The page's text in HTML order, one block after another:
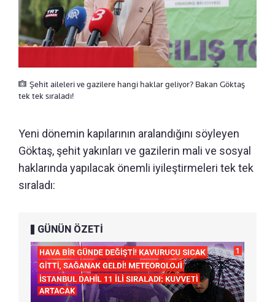
Şehit aileleri ve gazilere hangi haklar geliyor? Bakan Göktaş
tek tek sıraladı!
Yeni dönemin kapılarının aralandığını söyleyen
Göktaş, şehit yakınları ve gazilerin mali ve sosyal
haklarında yapılacak önemli iyileştirmeleri tek tek
sıraladı:
GÜNÜN ÖZETİ